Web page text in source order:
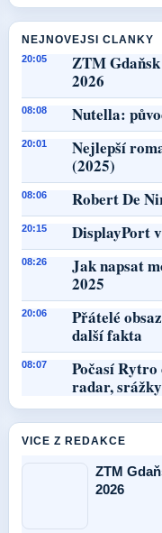
NEJNOVEJSI CLANKY
20:05
ZTM
2026
08:08 Nutella:
20:01
Nejlepší
(2025)
08:06 Robert De
20:15 DisplayPort
08:26
Jak napsat
2025
20:06
Přátelé
další fakta
08:07
Počasí Rytro
radar, srážky
VICE Z REDAKCE
ZTM
2026